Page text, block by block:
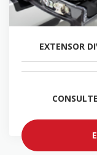
EXTENSOR